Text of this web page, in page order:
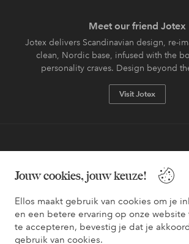
Jouw cookies, jouw keuze!
Ellos maakt gebruik van cookies om je
en een betere ervaring op onze
te accepteren, bevestig je dat je
gebruik van cookies.
Meet our friend Jotex
Jotex delivers Scandinavian design, re-
clean, Nordic base, infused with the
personality craves. Design beyond
Visit Jotex
Wil je meer weten over
onze